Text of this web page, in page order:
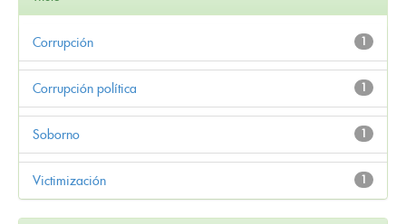
1
Corrupción
1
Corrupción política
1
Soborno
1
Victimización